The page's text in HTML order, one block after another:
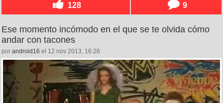
128 9
Ese momento incómodo en el que se te olvida cómo
andar con tacones
por android16 el 12 nov 2013, 16:26